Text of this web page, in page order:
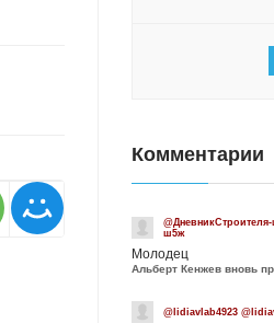
Комментарии
ш5ж
Молодец
Альберт Кенжев вновь
@lidiavlab4923